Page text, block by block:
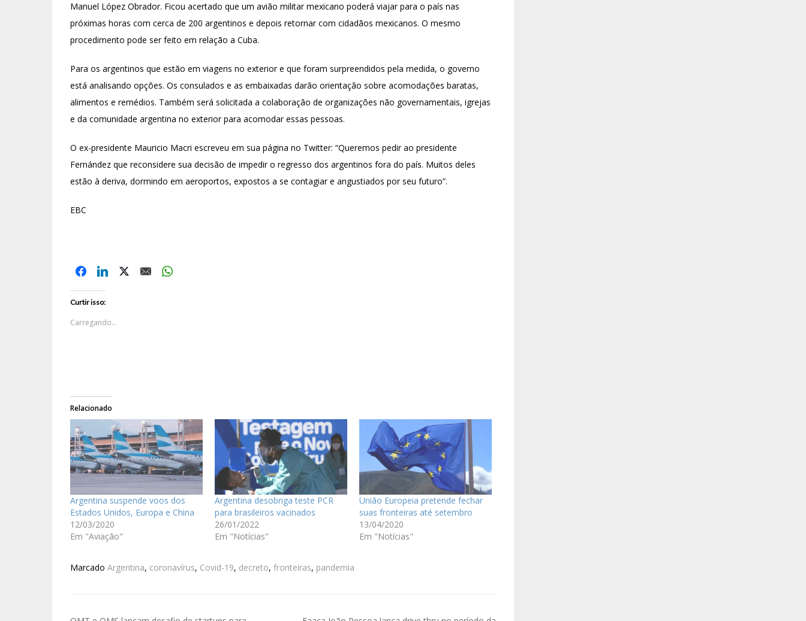
Manuel López Obrador. Ficou acertado que um avião militar mexicano poderá viajar para o país nas
próximas horas com cerca de 200 argentinos e depois retornar com cidadãos mexicanos. O mesmo
procedimento pode ser feito em relação a Cuba.
Para os argentinos que estão em viagens no exterior e que foram surpreendidos pela medida, o governo
está analisando opções. Os consulados e as embaixadas darão orientação sobre acomodações baratas,
alimentos e remédios. Também será solicitada a colaboração de organizações não governamentais, igrejas
e da comunidade argentina no exterior para acomodar essas pessoas.
O ex-presidente Mauricio Macri escreveu em sua página no Twitter: “Queremos pedir ao presidente
Fernández que reconsidere sua decisão de impedir o regresso dos argentinos fora do país. Muitos deles
estão à deriva, dormindo em aeroportos, expostos a se contagiar e angustiados por seu futuro”.
EBC
Curtir isso:
Carregando...
Relacionado
Argentina suspende voos dos
Estados Unidos, Europa e China
12/03/2020
Em "Aviação"
Argentina desobriga teste PCR
para brasileiros vacinados
26/01/2022
Em "Notícias"
União Europeia pretende fechar
suas fronteiras até setembro
13/04/2020
Em "Notícias"
Marcado Argentina, coronavírus, Covid-19, decreto, fronteiras, pandemia